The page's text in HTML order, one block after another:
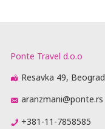
Ponte Travel d.o.o
Resavka 49, Beograd
aranzmani@ponte.rs
+381-11-7858585